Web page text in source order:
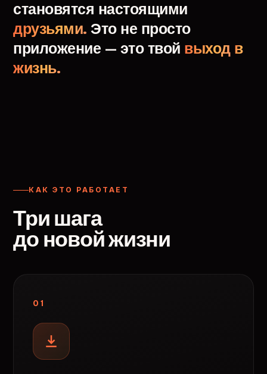
становятся настоящими
друзьями. Это не просто
приложение — это твой выход в
жизнь.
КАК ЭТО РАБОТАЕТ
Три шага
до новой жизни
01